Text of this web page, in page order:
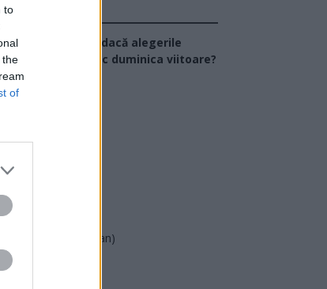
to
the
of
partid ați vota dacă alegerile
ar avea loc duminica viitoare?
AUR
(Tomac)
Forța Dreptei (L. Orban)
PNȚMM